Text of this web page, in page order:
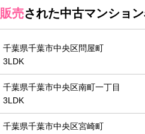
販売された中古マンショ
千葉県千葉市中央区問屋町
3LDK
千葉県千葉市中央区南町一丁目
3LDK
千葉県千葉市中央区宮崎町